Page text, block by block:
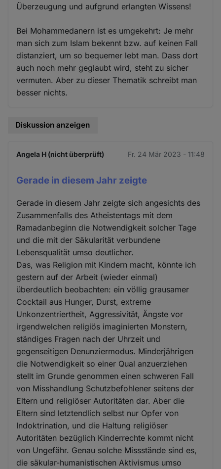
Überzeugung und aufgrund erlangten Wissens!
Bei Mohammedanern ist es umgekehrt: Je mehr
man sich zum Islam bekennt bzw. auf keinen Fall
distanziert, um so bequemer lebt man. Dass dort
auch noch mehr geglaubt wird, steht zu sicher
vermuten. Aber zu dieser Thematik schreibt man
besser nichts.
Diskussion anzeigen
Angela H (nicht überprüft) Fr. 24 Mär 2023 - 11:48
Gerade in diesem Jahr zeigte
Gerade in diesem Jahr zeigte sich angesichts des
Zusammenfalls des Atheistentags mit dem
Ramadanbeginn die Notwendigkeit solcher Tage
und die mit der Säkularität verbundene
Lebensqualität umso deutlicher.
Das, was Religion mit Kindern macht, könnte ich
gestern auf der Arbeit (wieder einmal)
überdeutlich beobachten: ein völlig grausamer
Cocktail aus Hunger, Durst, extreme
Unkonzentriertheit, Aggressivität, Ängste vor
irgendwelchen religiös imaginierten Monstern,
ständiges Fragen nach der Uhrzeit und
gegenseitigen Denunziermodus. Minderjährigen
die Notwendigkeit so einer Qual anzuerziehen
stellt im Grunde genommen einen schweren Fall
von Misshandlung Schutzbefohlener seitens der
Eltern und religiöser Autoritäten dar. Aber die
Eltern sind letztendlich selbst nur Opfer von
Indoktrination, und die Haltung religiöser
Autoritäten bezüglich Kinderrechte kommt nicht
von Ungefähr. Genau solche Missstände sind es,
die säkular-humanistischen Aktivismus umso